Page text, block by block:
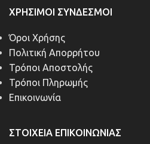
ΧΡΉΣΙΜΟΙ ΣΎΝΔΕΣΜΟΙ
Όροι Χρήσης
Πολιτική Απορρήτου
Τρόποι Αποστολής
Τρόποι Πληρωμής
Επικοινωνία
ΣΤΟΙΧΕΊΑ ΕΠΙΚΟΙΝΩΝΊΑΣ